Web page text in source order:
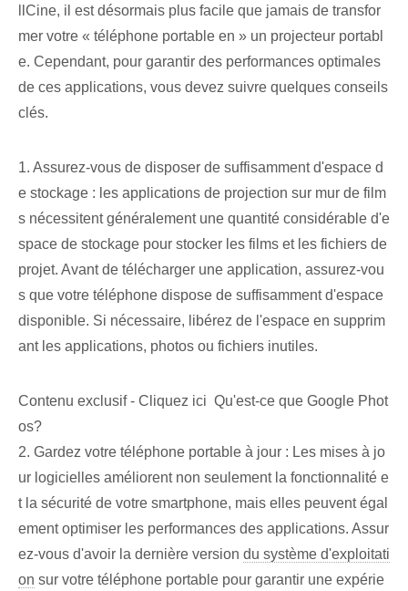
llCine, il est désormais plus facile que jamais de transfor
mer votre « téléphone portable en » un projecteur portabl
e. Cependant, pour garantir des performances optimales
de ces applications, vous devez suivre quelques conseils
clés.
1. Assurez-vous de disposer de suffisamment d'espace d
e stockage : les applications de projection sur mur de film
s nécessitent généralement une quantité considérable d'e
space de stockage pour stocker les films et les fichiers de
projet. Avant de télécharger une application, assurez-vou
s que votre téléphone dispose de suffisamment d'espace
disponible. Si nécessaire, libérez de l'espace en supprim
ant les applications, photos ou fichiers inutiles.
Contenu exclusif - Cliquez ici Qu'est-ce que Google Phot
os?
2. Gardez votre téléphone portable à jour : Les mises à jo
ur logicielles améliorent non seulement la fonctionnalité e
t la sécurité de votre smartphone, mais elles peuvent égal
ement optimiser les performances des applications. Assur
ez-vous d'avoir la dernière version du système d'exploitati
on sur votre téléphone portable pour garantir une expérie